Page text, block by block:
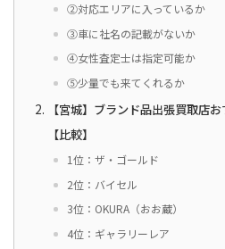
②対応エリアに入っているか
③車に社名の記載がないか
④女性査定士は指定可能か
⑤少量でも来てくれるか
【宮城】ブランド品出張買取店
【比較】
1位：ザ・ゴールド
2位：バイセル
3位：OKURA（おお蔵）
4位：ギャラリーレア